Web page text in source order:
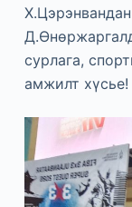
сурлага,
амжилт хүсье!